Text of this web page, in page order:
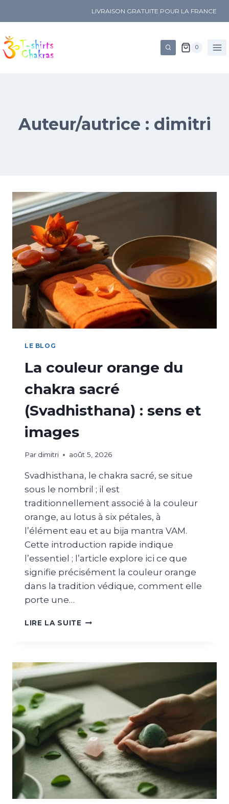
LIVRAISON GRATUITE POUR LA FRANCE
0
Auteur/autrice : dimitri
LE BLOG
La couleur orange du
chakra sacré
(Svadhisthana) : sens et
images
Par dimitri août 5, 2026
Svadhisthana, le chakra sacré, se situe
sous le nombril ; il est
traditionnellement associé à la couleur
orange, au lotus à six pétales, à
l’élément eau et au bija mantra VAM.
Cette introduction rapide indique
l’essentiel ; l’article explore ici ce que
signifie précisément la couleur orange
dans la tradition védique, comment elle
porte une…
LIRE LA SUITE